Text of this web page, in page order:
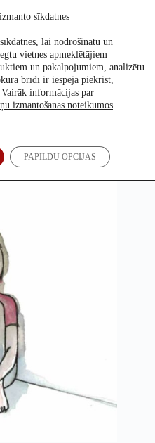
nepiespriestu lapu
sīkdatnes
lai nodrošinātu un
vietnes apmeklētājiem
un pakalpojumiem, analizētu
brīdī ir iespēja piekrist,
informācijas par
izmantošanas noteikumos.
PAPILDU OPCIJAS